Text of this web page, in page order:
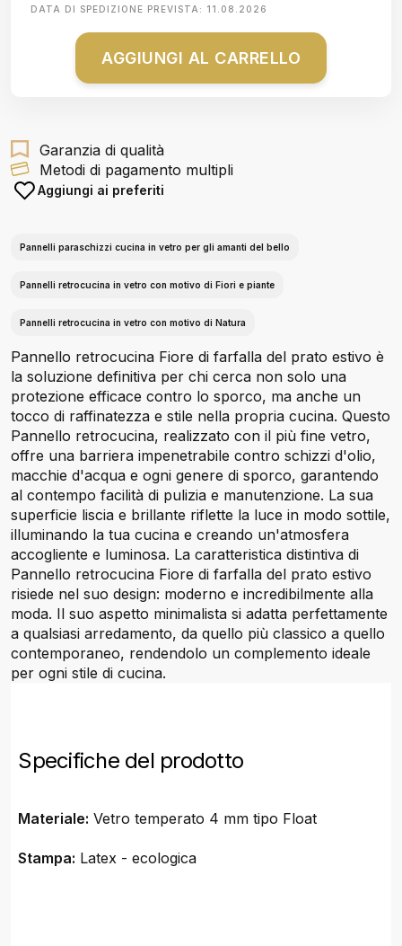
DATA DI SPEDIZIONE PREVISTA: 11.08.2026
AGGIUNGI AL CARRELLO
Garanzia di qualità
Metodi di pagamento multipli
Aggiungi ai preferiti
Pannelli paraschizzi cucina in vetro per gli amanti del bello
Pannelli retrocucina in vetro con motivo di Fiori e piante
Pannelli retrocucina in vetro con motivo di Natura
Pannello retrocucina Fiore di farfalla del prato estivo è
la soluzione definitiva per chi cerca non solo una
protezione efficace contro lo sporco, ma anche un
tocco di raffinatezza e stile nella propria cucina. Questo
Pannello retrocucina, realizzato con il più fine vetro,
offre una barriera impenetrabile contro schizzi d'olio,
macchie d'acqua e ogni genere di sporco, garantendo
al contempo facilità di pulizia e manutenzione. La sua
superficie liscia e brillante riflette la luce in modo sottile,
illuminando la tua cucina e creando un'atmosfera
accogliente e luminosa. La caratteristica distintiva di
Pannello retrocucina Fiore di farfalla del prato estivo
risiede nel suo design: moderno e incredibilmente alla
moda. Il suo aspetto minimalista si adatta perfettamente
a qualsiasi arredamento, da quello più classico a quello
contemporaneo, rendendolo un complemento ideale
per ogni stile di cucina.
Specifiche del prodotto
Materiale: Vetro temperato 4 mm tipo Float
Stampa: Latex - ecologica